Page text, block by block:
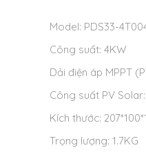
Model: PDS33-
Công suất: 4KW
Dải điện áp MPPT
Công suất PV
Kích thước:
Trọng lượng: 1.7KG